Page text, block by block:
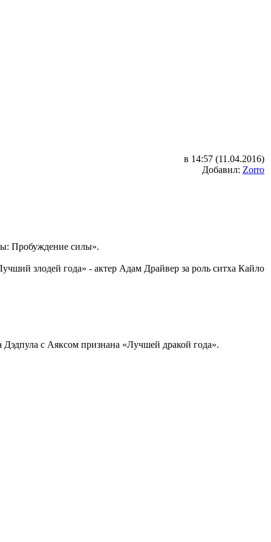
в 14:57 (11.04.2016)
Добавил: Zorro
Пробуждение силы».
злодей года» - актер Адам Драйвер за роль ситха Кайло
с Аяксом признана «Лучшей дракой года».